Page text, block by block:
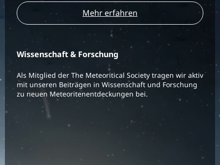
Mehr erfahren
Wissenschaft & Forschung
Als Mitglied der The Meteoritical Society tragen wir aktiv
mit unseren Beiträgen in Wissenschaft und Forschung
zu neuen Meteoritenentdeckungen bei.